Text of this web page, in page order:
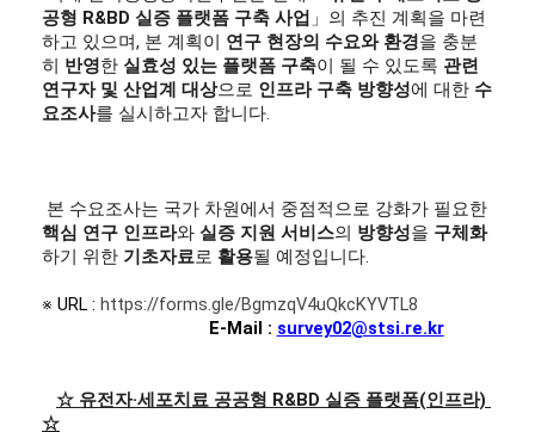
공형 R&BD 실증 플랫폼 구축 사업 」의 추진 계획을 마련
하고 있으며, 본 계획이 연구 현장의 수요와 환경을 충분
히 반영한 실효성 있는 플랫폼 구축이 될 수 있도록 관련
연구자 및 산업계 대상으로 인프라 구축 방향성에 대한 수
요조사를 실시하고자 합니다.
핵심 연구 인프라와 실증 지원 서비스의 방향성을 구체화
하기 위한 기초자료로 활용될 예정입니다.
※ URL : https://forms.gle/BgmzqV4uQkcKYVTL8
E-Mail : survey02@stsi.re.kr
☆ 유전자·세포치료 공공형 R&BD 실증 플랫폼(인프라)
☆